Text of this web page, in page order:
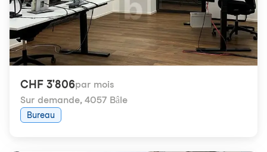
CHF 3'806par mois
Sur demande, 4057 Bâle
Bureau